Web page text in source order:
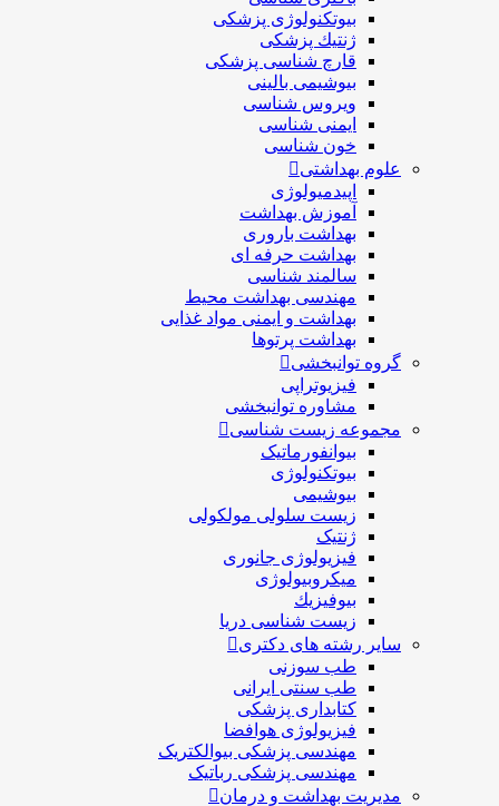
بیوتکنولوژی پزشکی
ژنتيك پزشکی
قارچ شناسی پزشكی
بیوشیمی بالینی
ویروس شناسی
ایمنی شناسی
خون شناسی
علوم بهداشتی
اپیدمیولوژی
آموزش بهداشت
بهداشت باروری
بهداشت حرفه ای
سالمند شناسی
مهندسی بهداشت محيط
بهداشت و ایمنی مواد غذایی
بهداشت پرتوها
گروه توانبخشی
فیزیوتراپی
مشاوره توانبخشی
مجموعه زیست شناسی
بیوانفورماتیک
بیوتکنولوژی
بیوشیمی
زیست سلولی مولکولی
ژنتیک
فیزیولوژی جانوری
میکروبیولوژی
بيوفيزيك
زیست شناسی دریا
سایر رشته های دکتری
طب سوزنی
طب سنتی ایرانی
کتابداری پزشکی
فیزیولوژی هوافضا
مهندسی پزشکی بیوالکتریک
مهندسی پزشکی رباتیک
مدیریت بهداشت و درمان